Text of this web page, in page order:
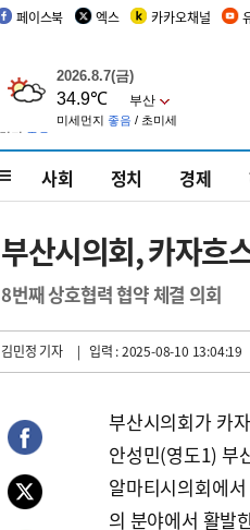
페이스북 엑스 카카오채널
사회 정치 경제
부산시의회, 카자흐
8번째 상호협력 협약 체결 의회
김민정 기자 | 입력 : 2025-08-10 13:04:19
부산시의회가 카
안성민(영도1) 부
알마티시의회에
의 분야에서 활발